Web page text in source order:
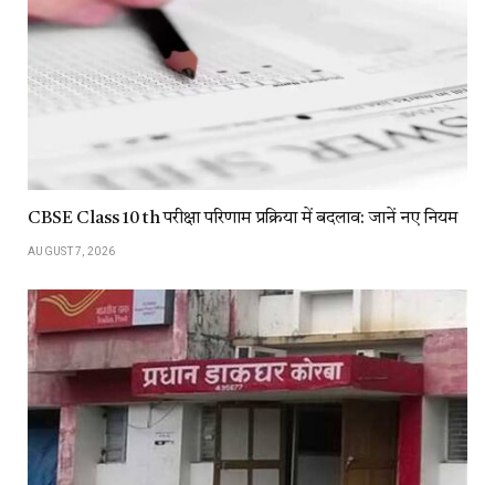
CBSE Class 10 th परीक्षा परिणाम प्रक्रिया में बदलाव: जानें नए नियम
AUGUST 7, 2026